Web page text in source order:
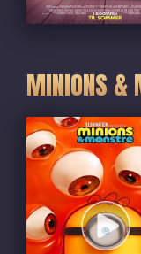
MINIONS &